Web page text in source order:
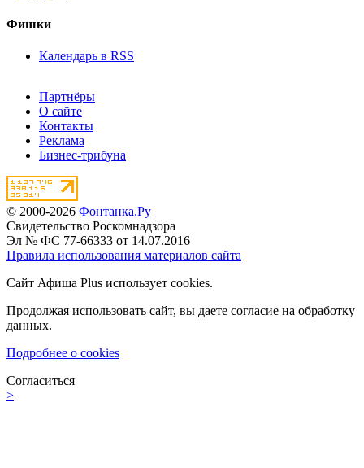
Фишки
Календарь в RSS
Партнёры
О сайте
Контакты
Реклама
Бизнес-трибуна
© 2000-2026 Фонтанка.Ру
Свидетельство Роскомнадзора
Эл № ФС 77-66333 от 14.07.2016
Правила использования материалов сайта
Сайт Афиша Plus использует cookies.
Продолжая использовать сайт, вы даете согласие на обработку
данных.
Подробнее о cookies
Согласиться
>